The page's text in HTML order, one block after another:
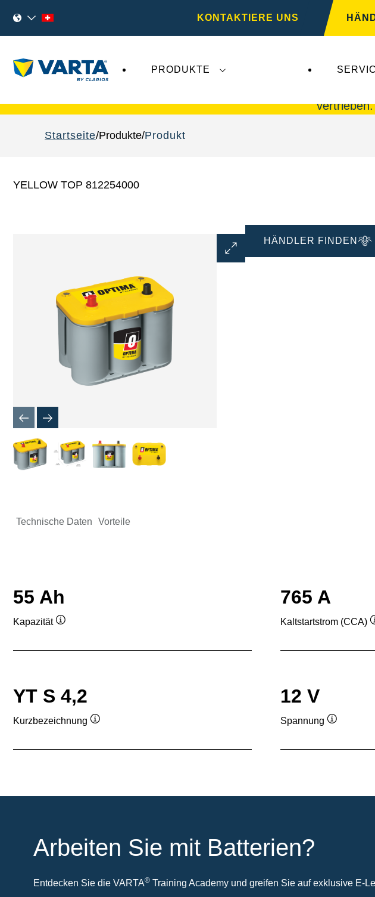
KONTAKTIERE UNS
PRODUKTE
Startseite Produkte Produkt
YELLOW TOP 812254000
Bilddialog
öffnen
HÄNDLER FINDEN
Technische Daten Vorteile
55 Ah
Kapazität
765 A
Kaltstartstrom (CCA)
YT S 4,2
Kurzbezeichnung
12 V
Spannung
Arbeiten Sie mit Batterien?
Entdecken Sie die VARTA® Training Academy und greifen Sie auf exklusive E-